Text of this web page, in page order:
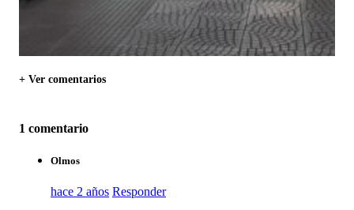
+ Ver comentarios
1 comentario
Olmos
hace 2 años Responder